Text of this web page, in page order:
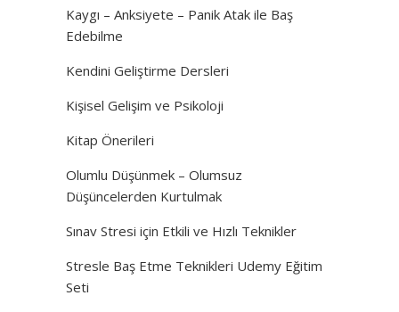
Kaygı – Anksiyete – Panik Atak ile Baş
Edebilme
Kendini Geliştirme Dersleri
Kişisel Gelişim ve Psikoloji
Kitap Önerileri
Olumlu Düşünmek – Olumsuz
Düşüncelerden Kurtulmak
Sınav Stresi için Etkili ve Hızlı Teknikler
Stresle Baş Etme Teknikleri Udemy Eğitim
Seti